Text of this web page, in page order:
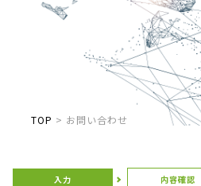
TOP > お問い合わせ
入力 内容確認